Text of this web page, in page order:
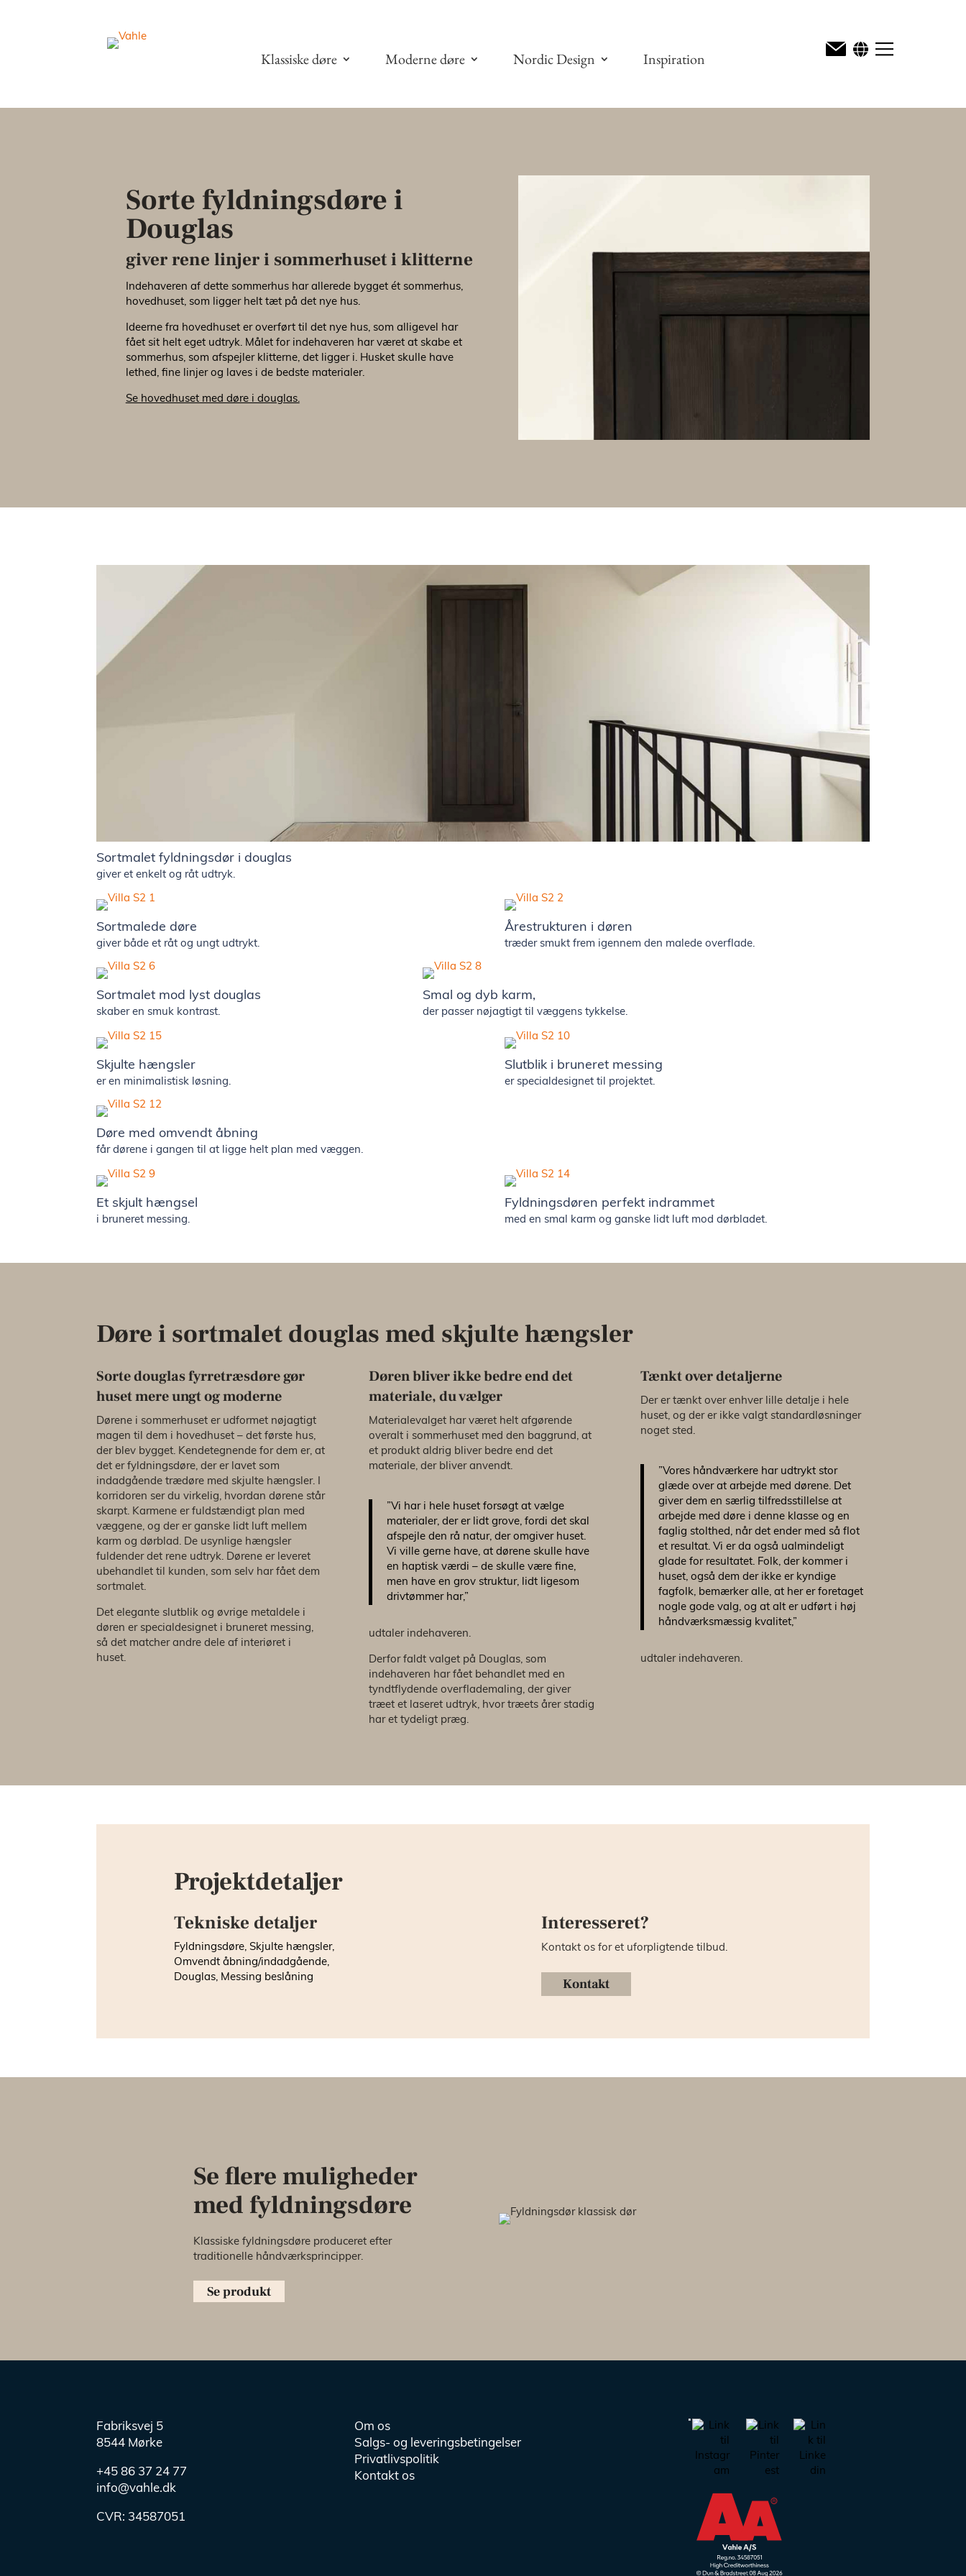
Klassiske døre Moderne døre Nordic Design Inspiration
Sorte fyldningsdøre i
Douglas
giver rene linjer i sommerhuset i klitterne
Indehaveren af dette sommerhus har allerede bygget ét sommerhus,
hovedhuset, som ligger helt tæt på det nye hus.
Ideerne fra hovedhuset er overført til det nye hus, som alligevel har
fået sit helt eget udtryk. Målet for indehaveren har været at skabe et
sommerhus, som afspejler klitterne, det ligger i. Husket skulle have
lethed, fine linjer og laves i de bedste materialer.
Se hovedhuset med døre i douglas.
Sortmalet fyldningsdør i douglas
giver et enkelt og råt udtryk.
Sortmalede døre
giver både et råt og ungt udtrykt.
Årestrukturen i døren
træder smukt frem igennem den malede overflade.
Sortmalet mod lyst douglas
skaber en smuk kontrast.
Smal og dyb karm,
der passer nøjagtigt til væggens tykkelse.
Skjulte hængsler
er en minimalistisk løsning.
Slutblik i bruneret messing
er specialdesignet til projektet.
Døre med omvendt åbning
får dørene i gangen til at ligge helt plan med væggen.
Et skjult hængsel
i bruneret messing.
Fyldningsdøren perfekt indrammet
med en smal karm og ganske lidt luft mod dørbladet.
Døre i sortmalet douglas med skjulte hængsler
Sorte douglas fyrretræsdøre gør
huset mere ungt og moderne
Dørene i sommerhuset er udformet nøjagtigt
magen til dem i hovedhuset – det første hus,
der blev bygget. Kendetegnende for dem er, at
det er fyldningsdøre, der er lavet som
indadgående trædøre med skjulte hængsler. I
korridoren ser du virkelig, hvordan dørene står
skarpt. Karmene er fuldstændigt plan med
væggene, og der er ganske lidt luft mellem
karm og dørblad. De usynlige hængsler
fuldender det rene udtryk. Dørene er leveret
ubehandlet til kunden, som selv har fået dem
sortmalet.
Det elegante slutblik og øvrige metaldele i
døren er specialdesignet i bruneret messing,
så det matcher andre dele af interiøret i
huset.
Døren bliver ikke bedre end det
materiale, du vælger
Materialevalget har været helt afgørende
overalt i sommerhuset med den baggrund, at
et produkt aldrig bliver bedre end det
materiale, der bliver anvendt.
”Vi har i hele huset forsøgt at vælge
materialer, der er lidt grove, fordi det skal
afspejle den rå natur, der omgiver huset.
Vi ville gerne have, at dørene skulle have
en haptisk værdi – de skulle være fine,
men have en grov struktur, lidt ligesom
drivtømmer har,”
udtaler indehaveren.
Derfor faldt valget på Douglas, som
indehaveren har fået behandlet med en
tyndtflydende overflademaling, der giver
træet et laseret udtryk, hvor træets årer stadig
har et tydeligt præg.
Tænkt over detaljerne
Der er tænkt over enhver lille detalje i hele
huset, og der er ikke valgt standardløsninger
noget sted.
”Vores håndværkere har udtrykt stor
glæde over at arbejde med dørene. Det
giver dem en særlig tilfredsstillelse at
arbejde med døre i denne klasse og en
faglig stolthed, når det ender med så flot
et resultat. Vi er da også ualmindeligt
glade for resultatet. Folk, der kommer i
huset, også dem der ikke er kyndige
fagfolk, bemærker alle, at her er foretaget
nogle gode valg, og at alt er udført i høj
håndværksmæssig kvalitet,”
udtaler indehaveren.
Projektdetaljer
Tekniske detaljer
Fyldningsdøre, Skjulte hængsler,
Omvendt åbning/indadgående,
Douglas, Messing beslåning
Interesseret?
Kontakt os for et uforpligtende tilbud.
Kontakt
Se flere muligheder
med fyldningsdøre
Klassiske fyldningsdøre produceret efter
traditionelle håndværksprincipper.
Se produkt
Fabriksvej 5
8544 Mørke
+45 86 37 24 77
info@vahle.dk
CVR: 34587051
Om os
Salgs- og leveringsbetingelser
Privatlivspolitik
Kontakt os